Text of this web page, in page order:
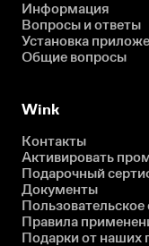
Информация
Вопросы и ответы
Установка
Общие вопросы
Wink
Контакты
Активировать
Подарочный
Документы
Правила
Подарки от наших